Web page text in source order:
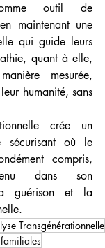
outil de
maintenant une
qui guide leurs
quant à elle,
mesurée,
humanité, sans
crée un
sécurisant où le
compris,
dans son
guérison et la
Transgénérationnelle